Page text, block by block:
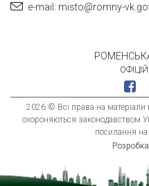
2026 © Всі права на матеріали
охороняються законодавством
посилання на
e-mail: misto@romny-